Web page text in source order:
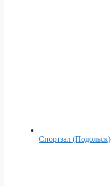
Спортзал (Подольск)